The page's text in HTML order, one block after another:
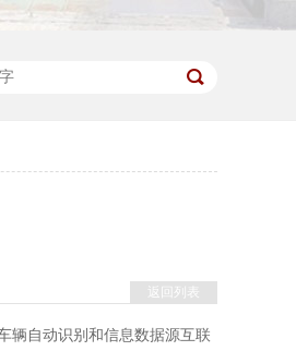
返回列表
辆自动识别和信息数据源互联